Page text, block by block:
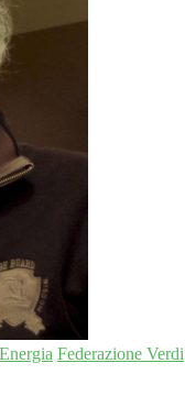
Energia Federazione Verdi